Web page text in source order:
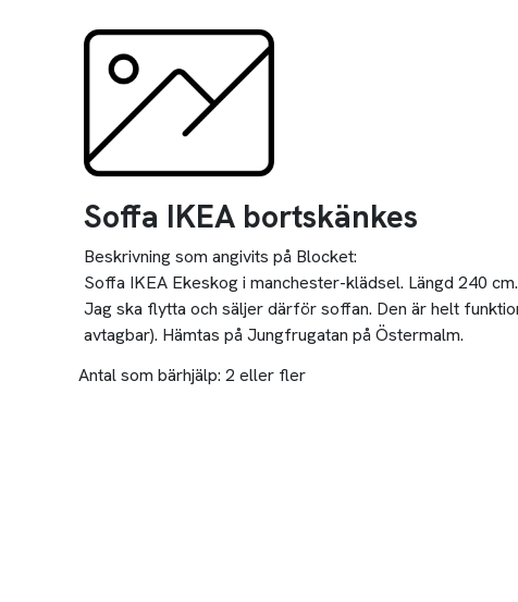
Soffa IKEA bortskänkes
Beskrivning som angivits på Blocket:
Soffa IKEA Ekeskog i manchester-klädsel. Längd 240
Jag ska flytta och säljer därför soffan. Den är helt
avtagbar). Hämtas på Jungfrugatan på Östermalm.
Antal som bärhjälp: 2 eller fler